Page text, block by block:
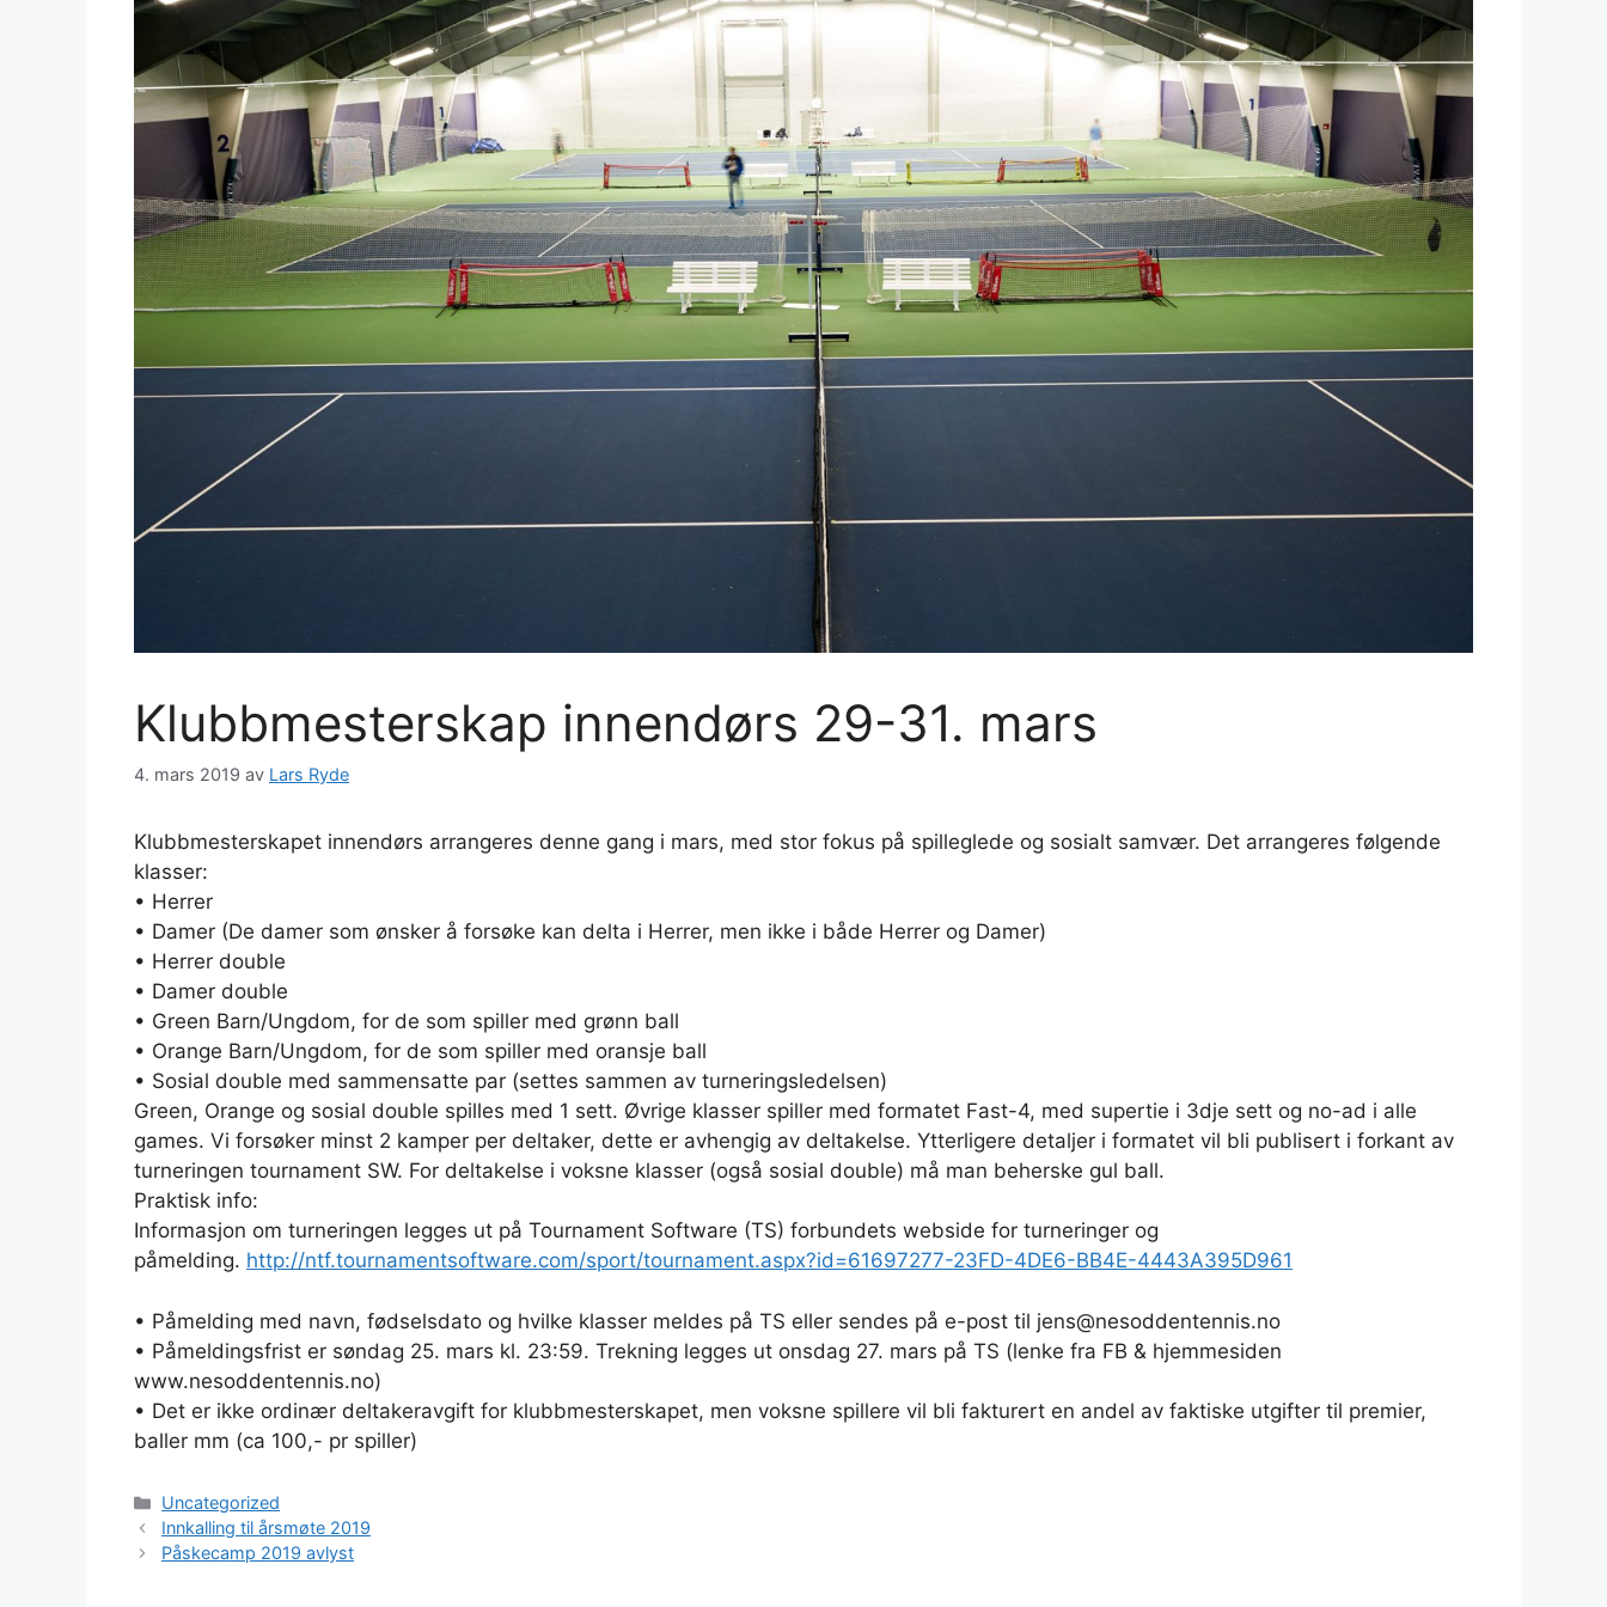
Klubbmesterskap innendørs 29-31. mars
4. mars 2019 av Lars Ryde
Klubbmesterskapet innendørs arrangeres denne gang i mars, med stor fokus på spilleglede og sosialt samvær. Det arrangeres følgende
klasser:
• Herrer
• Damer (De damer som ønsker å forsøke kan delta i Herrer, men ikke i både Herrer og Damer)
• Herrer double
• Damer double
• Green Barn/Ungdom, for de som spiller med grønn ball
• Orange Barn/Ungdom, for de som spiller med oransje ball
• Sosial double med sammensatte par (settes sammen av turneringsledelsen)
Green, Orange og sosial double spilles med 1 sett. Øvrige klasser spiller med formatet Fast-4, med supertie i 3dje sett og no-ad i alle
games. Vi forsøker minst 2 kamper per deltaker, dette er avhengig av deltakelse. Ytterligere detaljer i formatet vil bli publisert i forkant av
turneringen tournament SW. For deltakelse i voksne klasser (også sosial double) må man beherske gul ball.
Praktisk info:
Informasjon om turneringen legges ut på Tournament Software (TS) forbundets webside for turneringer og
påmelding. http://ntf.tournamentsoftware.com/sport/tournament.aspx?id=61697277-23FD-4DE6-BB4E-4443A395D961
• Påmelding med navn, fødselsdato og hvilke klasser meldes på TS eller sendes på e-post til jens@nesoddentennis.no
• Påmeldingsfrist er søndag 25. mars kl. 23:59. Trekning legges ut onsdag 27. mars på TS (lenke fra FB & hjemmesiden
www.nesoddentennis.no)
• Det er ikke ordinær deltakeravgift for klubbmesterskapet, men voksne spillere vil bli fakturert en andel av faktiske utgifter til premier,
baller mm (ca 100,- pr spiller)
Kategorier
Uncategorized
Innkalling til årsmøte 2019
Påskecamp 2019 avlyst